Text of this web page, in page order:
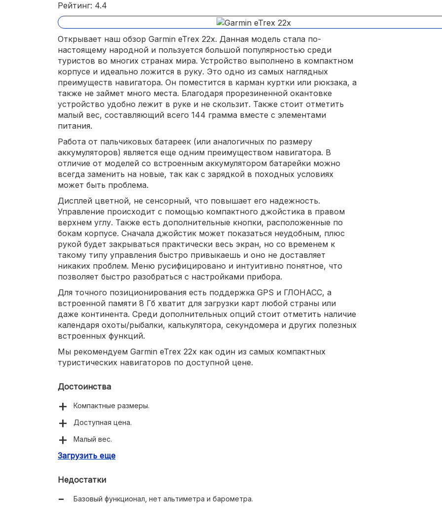
Рейтинг: 4.4
Открывает наш обзор Garmin eTrex 22x. Данная модель стала по-
настоящему народной и пользуется большой популярностью среди
туристов во многих странах мира. Устройство выполнено в компактном
корпусе и идеально ложится в руку. Это одно из самых наглядных
преимуществ навигатора. Он поместится в карман куртки или рюкзака, а
также не займет много места. Благодаря прорезиненной окантовке
устройство удобно лежит в руке и не скользит. Также стоит отметить
малый вес, составляющий всего 144 грамма вместе с элементами
питания.
Работа от пальчиковых батареек (или аналогичных по размеру
аккумуляторов) является еще одним преимуществом навигатора. В
отличие от моделей со встроенным аккумулятором батарейки можно
всегда заменить на новые, так как с зарядкой в походных условиях
может быть проблема.
Дисплей цветной, не сенсорный, что повышает его надежность.
Управление происходит с помощью компактного джойстика в правом
верхнем углу. Также есть дополнительные кнопки, расположенные по
бокам корпусе. Сначала джойстик может показаться неудобным, плюс
рукой будет закрываться практически весь экран, но со временем к
такому типу управления быстро привыкаешь и оно не доставляет
никаких проблем. Меню русифицировано и интуитивно понятное, что
позволяет быстро разобраться с настройками прибора.
Для точного позиционирования есть поддержка GPS и ГЛОНАСС, а
встроенной памяти 8 Гб хватит для загрузки карт любой страны или
даже континента. Среди дополнительных опций стоит отметить наличие
календаря охоты/рыбалки, калькулятора, секундомера и других полезных
встроенных функций.
Мы рекомендуем Garmin eTrex 22x как один из самых компактных
туристических навигаторов по доступной цене.
Достоинства
Компактные размеры.
Доступная цена.
Малый вес.
Питание от двух батареек.
Загрузить еще
Недостатки
Базовый функционал, нет альтиметра и барометра.